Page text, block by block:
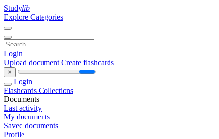
Studylib
Explore Categories
Login
Upload document Create flashcards
×
Login
Flashcards Collections
Documents
Last activity
My documents
Saved documents
Profile